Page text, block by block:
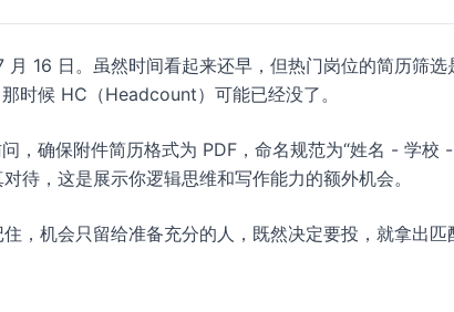
16 日。虽然时间看起来还早，但热门岗位的简历筛选
时候 HC（Headcount）可能已经没了。
，确保附件简历格式为 PDF，命名规范为“姓名 - 学校
待，这是展示你逻辑思维和写作能力的额外机会。
住，机会只留给准备充分的人，既然决定要投，就拿出匹